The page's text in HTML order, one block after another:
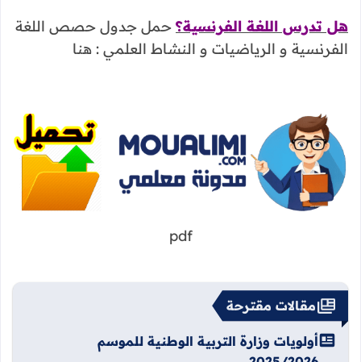
هل تدرس اللغة الفرنسية؟ حمل جدول حصص اللغة
الفرنسية و الرياضيات و النشاط العلمي : هنا
pdf
مقالات مقترحة
أولويات وزارة التربية الوطنية للموسم